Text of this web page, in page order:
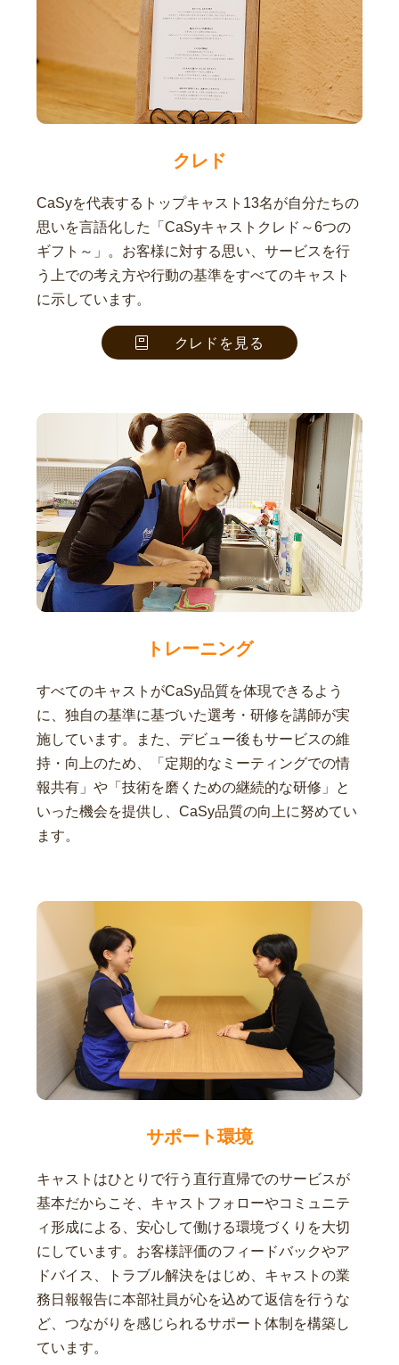
クレド
CaSyを代表するトップキャスト13名が自分たちの
思いを言語化した「CaSyキャストクレド～6つの
ギフト～」。お客様に対する思い、サービスを行
う上での考え方や行動の基準をすべてのキャスト
に示しています。
クレドを見る
トレーニング
すべてのキャストがCaSy品質を体現できるよう
に、独自の基準に基づいた選考・研修を講師が実
施しています。また、デビュー後もサービスの維
持・向上のため、「定期的なミーティングでの情
報共有」や「技術を磨くための継続的な研修」と
いった機会を提供し、CaSy品質の向上に努めてい
ます。
サポート環境
キャストはひとりで行う直行直帰でのサービスが
基本だからこそ、キャストフォローやコミュニテ
ィ形成による、安心して働ける環境づくりを大切
にしています。お客様評価のフィードバックやア
ドバイス、トラブル解決をはじめ、キャストの業
務日報報告に本部社員が心を込めて返信を行うな
ど、つながりを感じられるサポート体制を構築し
ています。